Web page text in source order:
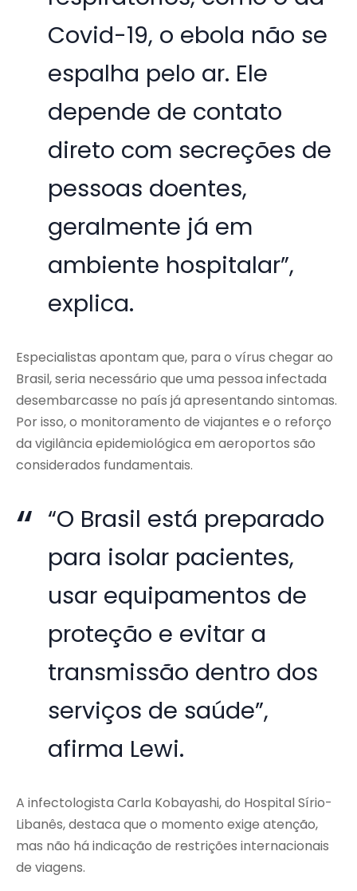
Covid-19, o ebola não se
espalha pelo ar. Ele
depende de contato
direto com secreções de
pessoas doentes,
geralmente já em
ambiente hospitalar”,
explica.
Especialistas apontam que, para o vírus chegar ao
Brasil, seria necessário que uma pessoa infectada
desembarcasse no país já apresentando sintomas.
Por isso, o monitoramento de viajantes e o reforço
da vigilância epidemiológica em aeroportos são
considerados fundamentais.
“O Brasil está preparado
para isolar pacientes,
usar equipamentos de
proteção e evitar a
transmissão dentro dos
serviços de saúde”,
afirma Lewi.
A infectologista Carla Kobayashi, do Hospital Sírio-
Libanês, destaca que o momento exige atenção,
mas não há indicação de restrições internacionais
de viagens.